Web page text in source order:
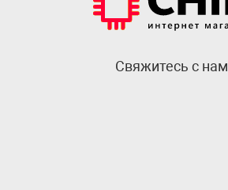
Cвяжитесь с